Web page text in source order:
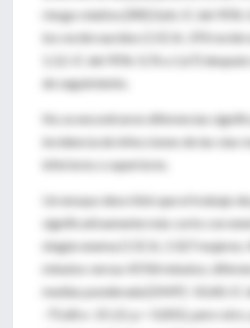
riesgo relativo [RR] 0,66; IC del 95%:
los recién nacidos (1 ECA; 370 recién
1,12; IC del 95%: 0,76 a 1,67)
de seguimiento.
No se encontraron diferencias
incidencia de infecciones de las vías
inferiores o superiores.
Un ensayo describió que el trabajo
significativamente más corto con
ningún enema (1 ECA, 1 027 mujeres;
minutos versus 459,8 minutos;
medias ponderada [DMP] -50,40; IC
-75,68 a -25,12; p < 0,001), pero otro,